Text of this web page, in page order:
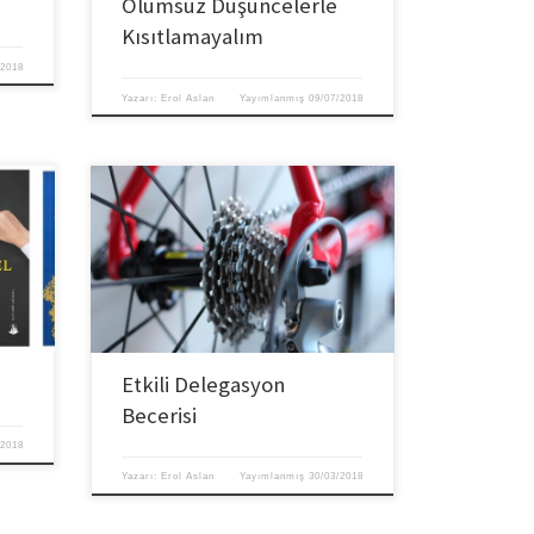
Olumsuz Düşüncelerle
Kısıtlamayalım
Yazarı: Erol Aslan Yayımlanmış 09/07/2018
Yönetimin geleneksel tanımı insanlarla
yapılan işlerin yapılmasını sağlamaktır,
ancak gerçek yönetim, insanları iş yoluyla
geliştirmektedir. Bunun en güçlü yolu ise
delegasyondur. Sorumluluğun
devredilmesi bir sanattır. Başarılı
yöneticiler, delege edilecek görevin; tam
olarak kime delege edeceğini ve nasıl
temsil edilmesi gerektiğini yani “Görevin
standartlarını, hangi konularda
yetkilendireceğini, nasıl yapılacağını,
Etkili Delegasyon
Becerisi
Yazarı: Erol Aslan Yayımlanmış 30/03/2018